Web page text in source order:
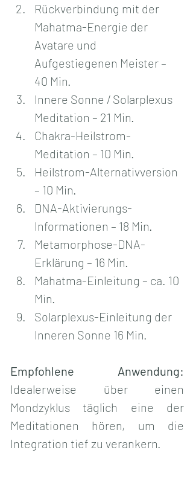
Rückverbindung mit der
Mahatma-Energie der
Avatare und
Aufgestiegenen Meister –
40 Min.
Innere Sonne / Solarplexus
Meditation – 21 Min.
Chakra-Heilstrom-
Meditation – 10 Min.
Heilstrom-Alternativversion
– 10 Min.
DNA-Aktivierungs-
Informationen – 18 Min.
Metamorphose-DNA-
Erklärung – 16 Min.
Mahatma-Einleitung – ca. 10
Min.
Solarplexus-Einleitung der
Inneren Sonne 16 Min.
Empfohlene Anwendung:
Idealerweise über einen
Mondzyklus täglich eine der
Meditationen hören, um die
Integration tief zu verankern.